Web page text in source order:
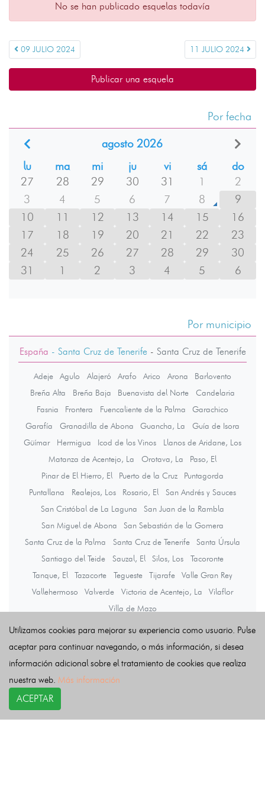
No se han publicado esquelas todavía
09 JULIO 2024 11 JULIO 2024
Publicar una esquela
Por fecha
agosto 2026
lu
ma mi ju vi sá
do
27
28 29 30 31 1
2
3
4 5 6 7 8
9
10
11 12 13 14 15
16
17
18 19 20 21 22
23
24
25 26 27 28 29
30
31
1 2 3 4 5 6
Por municipio
España - Santa Cruz de Tenerife- Santa Cruz de Tenerife
Adeje Agulo Alajeró Arafo Arico Arona
Barlovento
Breña Alta
Breña Baja Buenavista del Norte
Candelaria
Fasnia
Frontera Fuencaliente de la Palma
Garachico
Garafía
Granadilla de Abona Guancha, La
Guía de Isora
Güímar
Hermigua Icod de los Vinos
Llanos de Aridane, Los
Matanza de Acentejo, La
Orotava, La
Paso, El
Pinar de El Hierro, El
Puerto de la Cruz
Puntagorda
Puntallana
Realejos, Los Rosario, El
San Andrés y Sauces
San Cristóbal de La Laguna
San Juan de la Rambla
San Miguel de Abona
San Sebastián de la Gomera
Santa Cruz de la Palma
Santa Cruz de Tenerife
Santa Úrsula
Santiago del Teide
Sauzal, El Silos, Los
Tacoronte
Tanque, El
Tazacorte Tegueste Tijarafe
Valle Gran Rey
Vallehermoso
Valverde Victoria de Acentejo, La
Vilaflor
Villa de Mazo
Últimas noticias
Utilizamos cookies para mejorar su experiencia como usuario. Pulse
aceptar para continuar navegando, o más información, si desea
información adicional sobre el tratamiento de cookies que realiza
nuestra web. Más información
ACEPTAR